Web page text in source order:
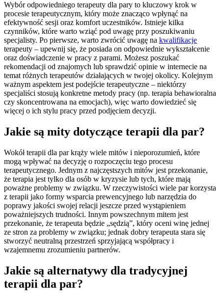
Wybór odpowiedniego terapeuty dla pary to kluczowy krok w
procesie terapeutycznym, który może znacząco wpłynąć na
efektywność sesji oraz komfort uczestników. Istnieje kilka
czynników, które warto wziąć pod uwagę przy poszukiwaniu
specjalisty. Po pierwsze, warto zwrócić uwagę na kwalifikacje
terapeuty – upewnij się, że posiada on odpowiednie wykształcenie
oraz doświadczenie w pracy z parami. Możesz poszukać
rekomendacji od znajomych lub sprawdzić opinie w internecie na
temat różnych terapeutów działających w twojej okolicy. Kolejnym
ważnym aspektem jest podejście terapeutyczne – niektórzy
specjaliści stosują konkretne metody pracy (np. terapia behawioralna
czy skoncentrowana na emocjach), więc warto dowiedzieć się
więcej o ich stylu pracy przed podjęciem decyzji.
Jakie są mity dotyczące terapii dla par?
Wokół terapii dla par krąży wiele mitów i nieporozumień, które
mogą wpływać na decyzję o rozpoczęciu tego procesu
terapeutycznego. Jednym z najczęstszych mitów jest przekonanie,
że terapia jest tylko dla osób w kryzysie lub tych, które mają
poważne problemy w związku. W rzeczywistości wiele par korzysta
z terapii jako formy wsparcia prewencyjnego lub narzędzia do
poprawy jakości swojej relacji jeszcze przed wystąpieniem
poważniejszych trudności. Innym powszechnym mitem jest
przekonanie, że terapeuta będzie „sędzią”, który oceni winę jednej
ze stron za problemy w związku; jednak dobry terapeuta stara się
stworzyć neutralną przestrzeń sprzyjającą współpracy i
wzajemnemu zrozumieniu partnerów.
Jakie są alternatywy dla tradycyjnej
terapii dla par?